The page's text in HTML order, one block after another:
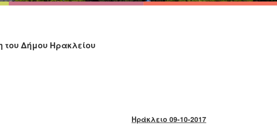
του Δήμου Ηρακλείου
Ηράκλειο 09-10-2017